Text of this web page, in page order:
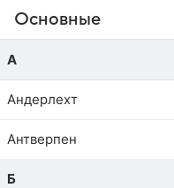
Основные
А
Андерлехт
Антверпен
Б